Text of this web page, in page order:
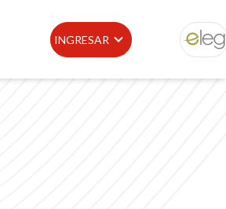
INGRESAR ELEG